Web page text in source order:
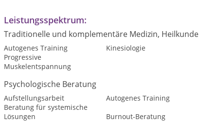
Leistungsspektrum:
Traditionelle und komplementäre Medizin, Heilkunde
Autogenes Training
Kinesiologie
Progressive
Muskelentspannung
Psychologische Beratung
Aufstellungsarbeit
Autogenes Training
Beratung für systemische
Lösungen
Burnout-Beratung